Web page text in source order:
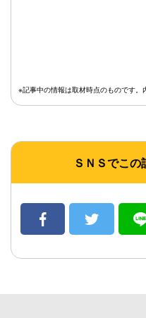
※記事中の情報は取材時点のものです。
ＳＮＳでこの